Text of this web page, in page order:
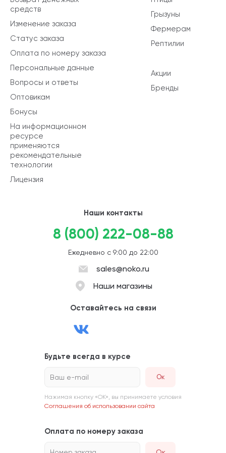
Грызуны
Фермерам
Рептилии
Акции
Бренды
средств
Изменение заказа
Статус заказа
Оплата по номеру заказа
Персональные данные
Вопросы и ответы
Оптовикам
Бонусы
На информационном
ресурсе
применяются
рекомендательные
технологии
Лицензия
Наши контакты
8 (800) 222-08-88
Ежедневно с 9:00 до 22:00
sales@noko.ru
Наши магазины
Оставайтесь на связи
Будьте всегда в курсе
Ваш e-mail
Нажимая кнопку «ОК», вы принимаете условия
Соглашения об использовании сайта
Оплата по номеру заказа